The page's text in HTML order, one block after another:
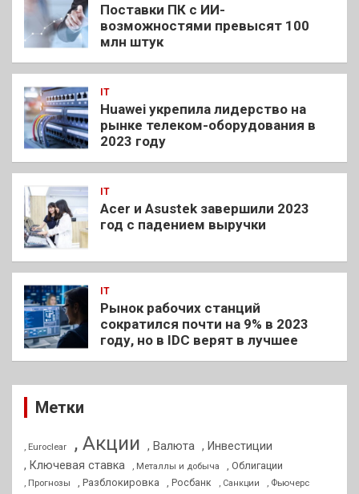
Поставки ПК с ИИ-
возможностями превысят 100
млн штук
IT
Huawei укрепила лидерство на
рынке телеком-оборудования в
2023 году
IT
Acer и Asustek завершили 2023
год с падением выручки
IT
Рынок рабочих станций
сократился почти на 9% в 2023
году, но в IDC верят в лучшее
Метки
, Euroclear , Акции , Валюта , Инвестиции
, Ключевая ставка
, Металлы и добыча , Облигации
, Прогнозы , Разблокировка , Росбанк , Санкции , Фьючерс